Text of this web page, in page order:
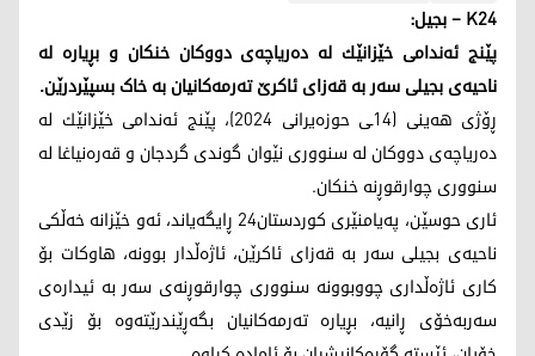
K24 – بجیل:
پێنج ئه‌ندامی خێزانێك له‌ ده‌ریاچه‌ی دووكان خنكان و بڕیارە لە
ناحیەی بجیلی سەر بە قەزای ئاکرێ تەرمەکانیان بە خاک بسپێردرێن.
ڕۆژی هه‌ینی (14ـی حوزه‌یرانی 2024)، پێنج ئه‌ندامی خێزانێك له‌
ده‌ریاچه‌ی دووكان له‌ سنووری نێوان گوندی گردجان و قه‌ره‌نیاغا له‌
سنووری چوارقوڕنه‌ خنكان.
ئاری حوسێن، پەیامنێری کوردستان24 ڕایگەیاند، ئەو خێزانە خەڵکی
ناحیەی بجیلی سەر بە قەزای ئاکرێن، ئاژەڵدار بوونە، هاوکات بۆ
کاری ئاژەڵداری چووبوونە سنووری چوارقوڕنەی سەر بە ئیدارەی
سەربەخۆی ڕانیە، بڕیارە تەرمەکانیان بگەڕێندرێتەوە بۆ زێدی